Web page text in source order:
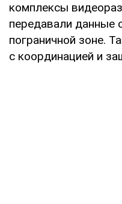
комплексы
передавали данные
пограничной зоне.
с координацией и